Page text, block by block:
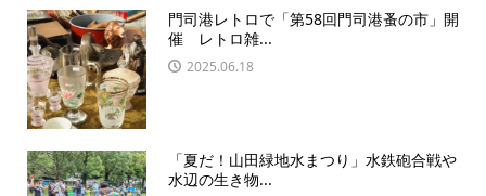
門司港レトロで「第58回門司港蚤の市」開
催 レトロ雑...
2025.06.18
「夏だ！山田緑地水まつり」水鉄砲合戦や
水辺の生き物...